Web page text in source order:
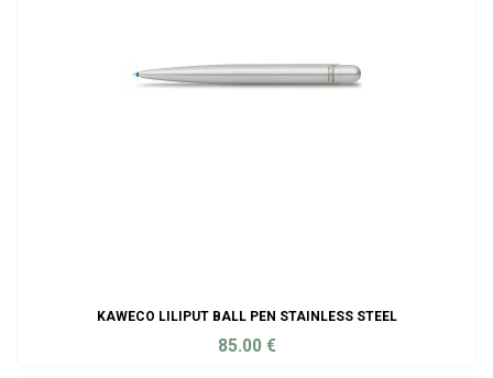
KAWECO LILIPUT BALL PEN STAINLESS STEEL
85.00 €